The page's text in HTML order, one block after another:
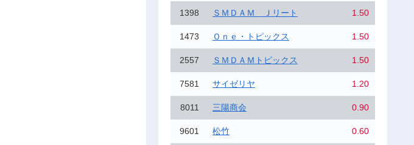
1398 ＳＭＤＡＭ Ｊリート 1.50
1473 Ｏｎｅ・トピックス 1.50
2557 ＳＭＤＡＭトピックス 1.50
7581 サイゼリヤ 1.20
8011 三陽商会 0.90
9601 松竹 0.60